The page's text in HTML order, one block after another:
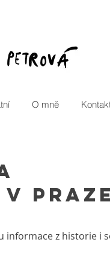
O mně
praze
z historie i